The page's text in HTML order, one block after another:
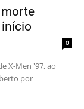
morte
0
X-Men '97, ao
por